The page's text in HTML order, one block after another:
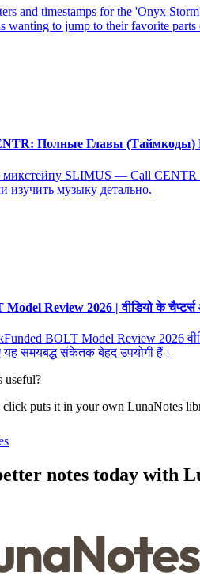
and timestamps for the 'Onyx
wanting to jump to their favorite
Полные Главы (Таймкоды)
SLIMUS — Call CENTR
музыку детально.
Review 2026 | वीडियो के चैप्टर्स
BOLT Model Review 2026
समयबद्ध संकेतक बेहद उपयोगी हैं।
useful?
puts it in your own LunaNotes
notes today with